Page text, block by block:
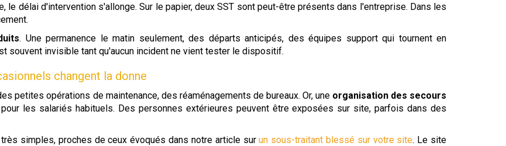
le délai d'intervention s'allonge. Sur le papier, deux SST sont peut-être présents dans l'entreprise. Dans les
. Une permanence le matin seulement, des départs anticipés, des équipes support qui tournent en
souvent invisible tant qu'aucun incident ne vient tester le dispositif.
changent la donne
petites opérations de maintenance, des réaménagements de bureaux. Or, une organisation des secours
les salariés habituels. Des personnes extérieures peuvent être exposées sur site, parfois dans des
simples, proches de ceux évoqués dans notre article surun sous-traitant blessé sur votre site. Le site